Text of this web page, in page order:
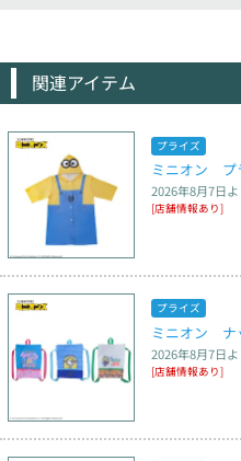
関連アイテム
プライズ
ミニオン　
2026年8月7日
[店舗情報あり]
プライズ
ミニオン　
2026年8月7日
[店舗情報あり]